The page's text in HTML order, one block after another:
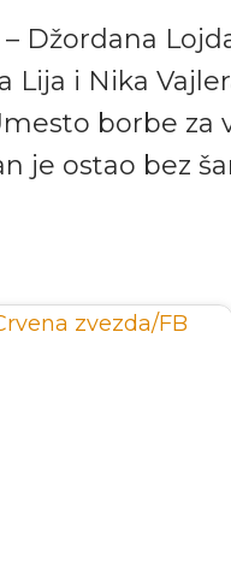
Džordana
Lija i Nika
borbe za
je ostao bez